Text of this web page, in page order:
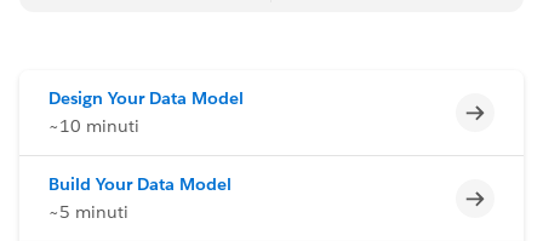
Design Your Data Model
~10 minuti
Build Your Data Model
~5 minuti